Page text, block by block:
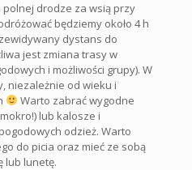
drodze za wsią przy
będziemy około 4 h
dystans do
jest zmiana trasy w
i możliwości grupy). W
niezależnie od wieku i
Warto zabrać wygodne
lub kalosze i
odzież. Warto
do picia oraz mieć ze sobą
lub lunetę.